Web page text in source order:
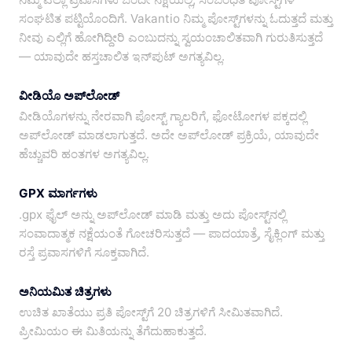
ಸಂಘಟಿತ ಪಟ್ಟಿಯೊಂದಿಗೆ. Vakantio ನಿಮ್ಮ ಪೋಸ್ಟ್‌ಗಳನ್ನು ಓದುತ್ತದೆ ಮತ್ತು
ನೀವು ಎಲ್ಲಿಗೆ ಹೋಗಿದ್ದೀರಿ ಎಂಬುದನ್ನು ಸ್ವಯಂಚಾಲಿತವಾಗಿ ಗುರುತಿಸುತ್ತದೆ
— ಯಾವುದೇ ಹಸ್ತಚಾಲಿತ ಇನ್‌ಪುಟ್ ಅಗತ್ಯವಿಲ್ಲ.
ವೀಡಿಯೊ ಅಪ್‌ಲೋಡ್
ವೀಡಿಯೊಗಳನ್ನು ನೇರವಾಗಿ ಪೋಸ್ಟ್ ಗ್ಯಾಲರಿಗೆ, ಫೋಟೋಗಳ ಪಕ್ಕದಲ್ಲಿ
ಅಪ್‌ಲೋಡ್ ಮಾಡಲಾಗುತ್ತದೆ. ಅದೇ ಅಪ್‌ಲೋಡ್ ಪ್ರಕ್ರಿಯೆ, ಯಾವುದೇ
ಹೆಚ್ಚುವರಿ ಹಂತಗಳ ಅಗತ್ಯವಿಲ್ಲ.
GPX ಮಾರ್ಗಗಳು
.gpx ಫೈಲ್ ಅನ್ನು ಅಪ್‌ಲೋಡ್ ಮಾಡಿ ಮತ್ತು ಅದು ಪೋಸ್ಟ್‌ನಲ್ಲಿ
ಸಂವಾದಾತ್ಮಕ ನಕ್ಷೆಯಂತೆ ಗೋಚರಿಸುತ್ತದೆ — ಪಾದಯಾತ್ರೆ, ಸೈಕ್ಲಿಂಗ್ ಮತ್ತು
ರಸ್ತೆ ಪ್ರವಾಸಗಳಿಗೆ ಸೂಕ್ತವಾಗಿದೆ.
ಅನಿಯಮಿತ ಚಿತ್ರಗಳು
ಉಚಿತ ಖಾತೆಯು ಪ್ರತಿ ಪೋಸ್ಟ್‌ಗೆ 20 ಚಿತ್ರಗಳಿಗೆ ಸೀಮಿತವಾಗಿದೆ.
ಪ್ರೀಮಿಯಂ ಈ ಮಿತಿಯನ್ನು ತೆಗೆದುಹಾಕುತ್ತದೆ.